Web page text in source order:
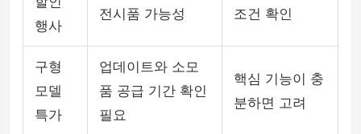
행사
전시품 가능성
조건 확인
구형
모델
특가
업데이트와 소모
품 공급 기간 확인
필요
핵심 기능이 충
분하면 고려